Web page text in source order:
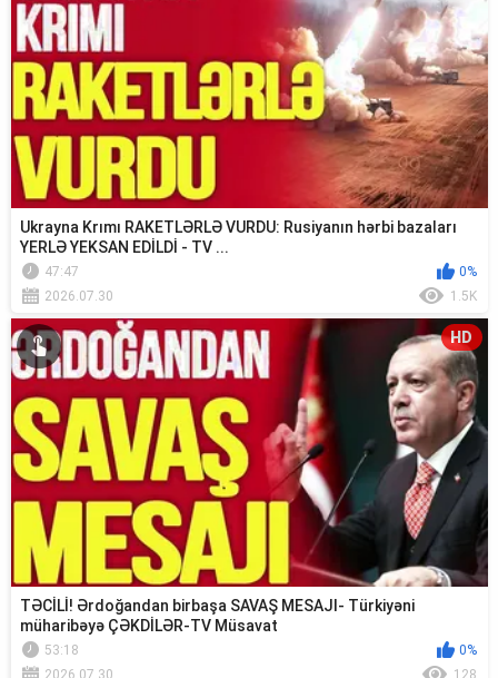
Ukrayna Krımı RAKETLƏRLƏ VURDU: Rusiyanın hərbi bazaları
YERLƏ YEKSAN EDİLDİ - TV ...
47:47
0%
2026.07.30
1.5K
HD
TƏCİLİ! Ərdoğandan birbaşa SAVAŞ MESAJI- Türkiyəni
müharibəyə ÇƏKDİLƏR-TV Müsavat
53:18
0%